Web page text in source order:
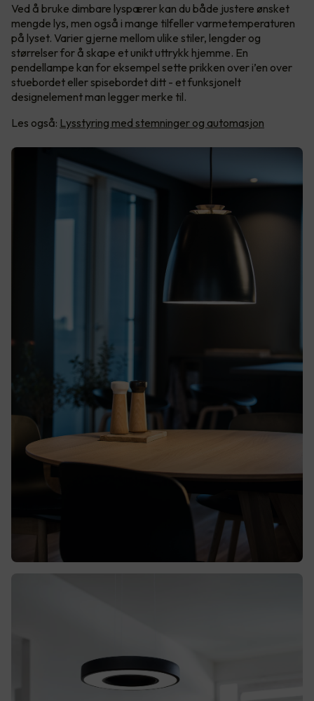
Ved å bruke dimbare lyspærer kan du både justere ønsket
mengde lys, men også i mange tilfeller varmetemperaturen
på lyset. Varier gjerne mellom ulike stiler, lengder og
størrelser for å skape et unikt uttrykk hjemme. En
pendellampe kan for eksempel sette prikken over i’en over
stuebordet eller spisebordet ditt - et funksjonelt
designelement man legger merke til.
Les også: Lysstyring med stemninger og automasjon